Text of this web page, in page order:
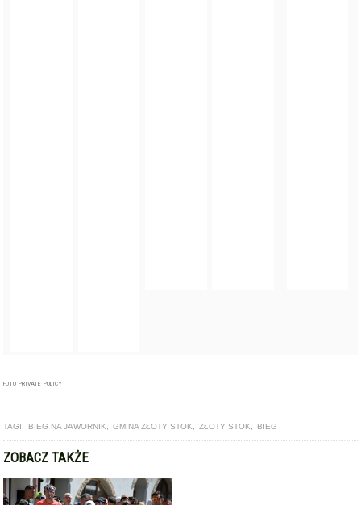
FOTO_PRIVATE_POLICY
TAGI: BIEG NA JAWORNIK GMINA ZŁOTY STOK ZŁOTY STOK BIEG
ZOBACZ TAKŻE